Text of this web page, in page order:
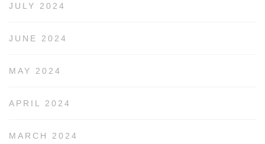
JULY 2024
JUNE 2024
MAY 2024
APRIL 2024
MARCH 2024